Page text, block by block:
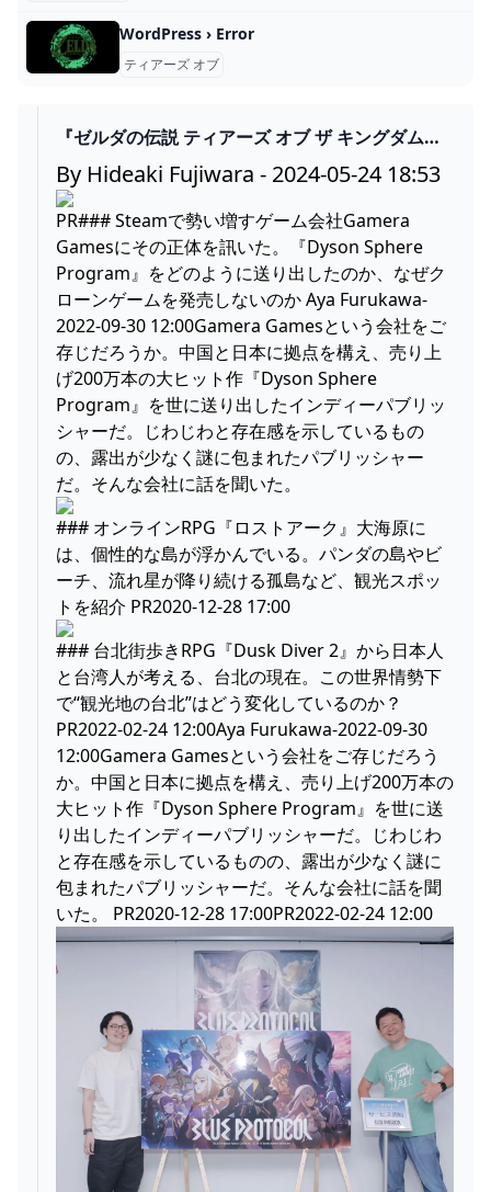
WordPress › Error
ティアーズ オブ
『ゼルダの伝説 ティアーズ オブ ザ キングダム』
開発当初のカオス状態映像にみんなほっこり。任
天堂でもはじめは失敗する - AUTOMATON
By Hideaki Fujiwara - 2024-05-24 18:53
PR### Steamで勢い増すゲーム会社Gamera
Gamesにその正体を訊いた。『Dyson Sphere
Program』をどのように送り出したのか、なぜク
ローンゲームを発売しないのか Aya Furukawa-
2022-09-30 12:00Gamera Gamesという会社をご
存じだろうか。中国と日本に拠点を構え、売り上
げ200万本の大ヒット作『Dyson Sphere
Program』を世に送り出したインディーパブリッ
シャーだ。じわじわと存在感を示しているもの
の、露出が少なく謎に包まれたパブリッシャー
だ。そんな会社に話を聞いた。
### オンラインRPG『ロストアーク』大海原に
は、個性的な島が浮かんでいる。パンダの島やビ
ーチ、流れ星が降り続ける孤島など、観光スポッ
トを紹介 PR2020-12-28 17:00
### 台北街歩きRPG『Dusk Diver 2』から日本人
と台湾人が考える、台北の現在。この世界情勢下
で“観光地の台北”はどう変化しているのか？
PR2022-02-24 12:00Aya Furukawa-2022-09-30
12:00Gamera Gamesという会社をご存じだろう
か。中国と日本に拠点を構え、売り上げ200万本の
大ヒット作『Dyson Sphere Program』を世に送
り出したインディーパブリッシャーだ。じわじわ
と存在感を示しているものの、露出が少なく謎に
包まれたパブリッシャーだ。そんな会社に話を聞
いた。 PR2020-12-28 17:00PR2022-02-24 12:00